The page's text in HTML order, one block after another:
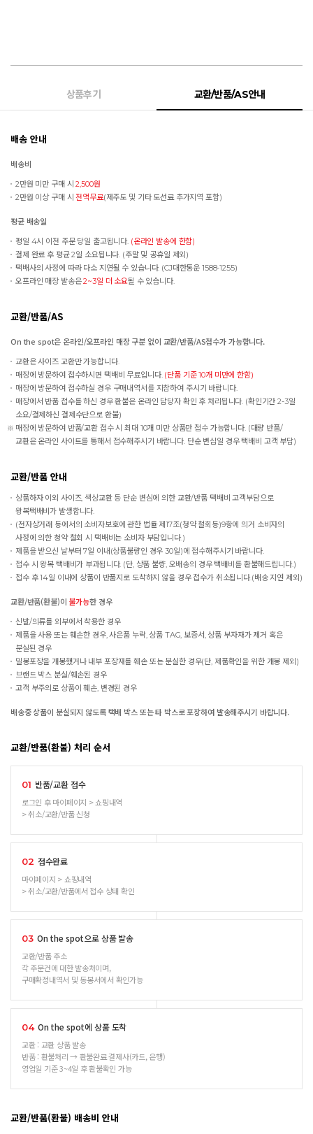
상품후기 교환/반품/AS안내
배송 안내
배송비
2만원 미만 구매 시2,500원
2만원 이상 구매 시전액무료(제주도 및 기타 도선료 추가지역 포함)
평균 배송일
평일 4시 이전 주문 당일 출고됩니다. (온라인 발송에 한함)
결제 완료 후 평균 2일 소요됩니다. (주말 및 공휴일 제외)
택배사의 사정에 따라 다소 지연될 수 있습니다. (CJ대한통운 1588-1255)
오프라인 매장 발송은2~3일 더 소요될 수 있습니다.
교환/반품/AS
On the spot은 온라인/오프라인 매장 구분 없이 교환/반품/AS접수가 가능합니다.
교환은 사이즈 교환만 가능합니다.
매장에 방문하여 접수하시면 택배비 무료입니다. (단품 기준 10개 미만에 한함)
매장에 방문하여 접수하실 경우 구매내역서를 지참하여 주시기 바랍니다.
매장에서 반품 접수를 하신 경우 환불은 온라인 담당자 확인 후 처리됩니다. (확인기간 2-3일
소요/결제하신 결제수단으로 환불)
매장에 방문하여 반품/교환 접수 시 최대 10개 미만 상품만 접수 가능합니다. (대량 반품/
교환은 온라인 사이트를 통해서 접수해주시기 바랍니다. 단순 변심일 경우 택배비 고객 부담)
교환/반품 안내
상품하자 이외 사이즈, 색상교환 등 단순 변심에 의한 교환/반품 택배비 고객부담으로
왕복택배비가 발생합니다.
(전자상거래 등에서의 소비자보호에 관한 법률 제17조(청약 철회등)9항에 의거 소비자의
사정에 의한 청약 철회 시 택배비는 소비자 부담입니다.)
제품을 받으신 날부터 7일 이내(상품불량인 경우 30일)에 접수해주시기 바랍니다.
접수 시 왕복 택배비가 부과됩니다. (단, 상품 불량, 오배송의 경우 택배비를 환불해드립니다.)
접수 후 14일 이내에 상품이 반품지로 도착하지 않을 경우 접수가 취소됩니다.(배송 지연 제외)
교환/반품(환불)이 불가능한 경우
신발/의류를 외부에서 착용한 경우
제품을 사용 또는 훼손한 경우, 사은품 누락, 상품 TAG, 보증서, 상품 부자재가 제거 혹은
분실된 경우
밀봉포장을 개봉했거나 내부 포장재를 훼손 또는 분실한 경우(단, 제품확인을 위한 개봉 제외)
브랜드 박스 분실/훼손된 경우
고객 부주의로 상품이 훼손, 변경된 경우
배송중 상품이 분실되지 않도록 택배 박스 또는 타 박스로 포장하여 발송해주시기 바랍니다.
교환/반품(환불) 처리 순서
01 반품/교환 접수
로그인 후 마이페이지 > 쇼핑내역
> 취소/교환/반품 신청
02 접수완료
마이페이지 > 쇼핑내역
> 취소/교환/반품에서 접수 상태 확인
03 On the spot으로 상품 발송
교환/반품 주소
각 주문건에 대한 발송처이며,
구매확정내역서 및 동봉서에서 확인가능
04 On the spot에 상품 도착
교환 : 교환 상품 발송
반품 : 환불처리 → 환불완료 결제사(카드, 은행)
영업일 기준 3~4일 후 환불확인 가능
교환/반품(환불) 배송비 안내